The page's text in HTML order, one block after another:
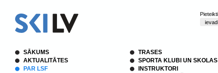
SĀKUMS
AKTUALITĀTES
PAR LSF
TRASES
SPORTA KLUBI UN SKOLAS
INSTRUKTORI